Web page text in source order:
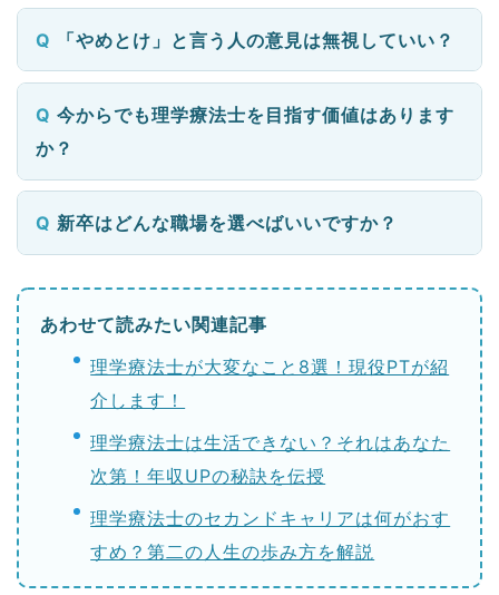
「やめとけ」と言う人の意見は無視していい？
今からでも理学療法士を目指す価値はあります
か？
新卒はどんな職場を選べばいいですか？
あわせて読みたい関連記事
理学療法士が大変なこと8選！現役PTが紹
介します！
理学療法士は生活できない？それはあなた
次第！年収UPの秘訣を伝授
理学療法士のセカンドキャリアは何がおす
すめ？第二の人生の歩み方を解説